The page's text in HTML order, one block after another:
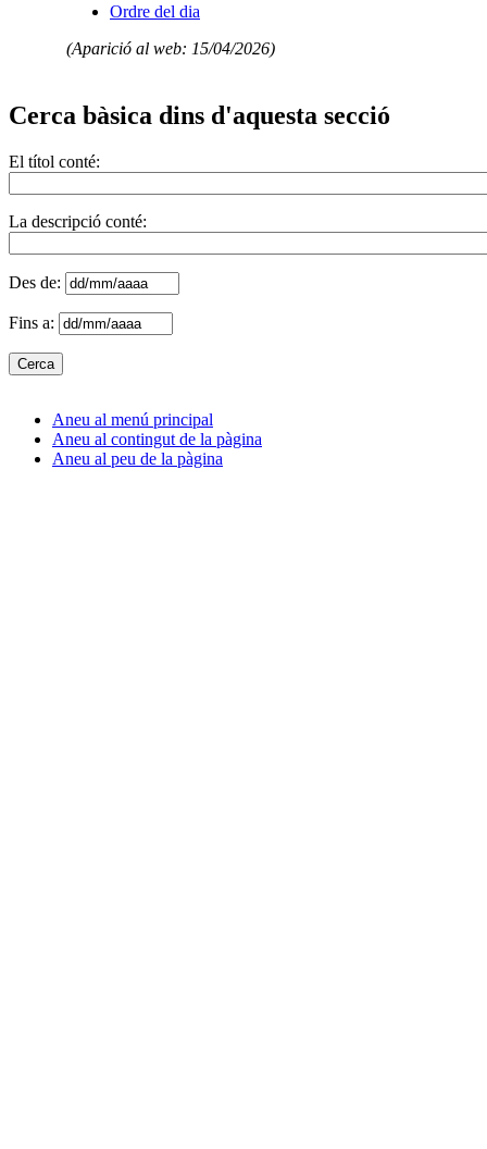
Ordre del dia
(Aparició al web: 15/04/2026)
Cerca bàsica dins d'aquesta secció
El títol conté:
La descripció conté:
Des de:
Fins a:
Aneu al menú principal
Aneu al contingut de la pàgina
Aneu al peu de la pàgina